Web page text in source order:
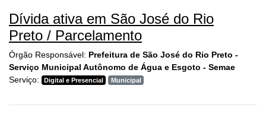
Dívida ativa em São José do Rio
Preto / Parcelamento
Órgão Responsável: Prefeitura de São José do Rio Preto -
Serviço Municipal Autônomo de Água e Esgoto - Semae
Serviço:
Digital e Presencial Municipal